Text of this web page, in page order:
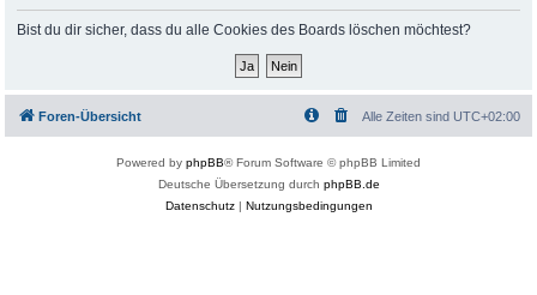
Bist du dir sicher, dass du alle Cookies des Boards löschen möchtest?
Foren-Übersicht Alle Zeiten sind UTC+02:00
Powered by phpBB® Forum Software © phpBB Limited
Deutsche Übersetzung durch phpBB.de
Datenschutz| Nutzungsbedingungen